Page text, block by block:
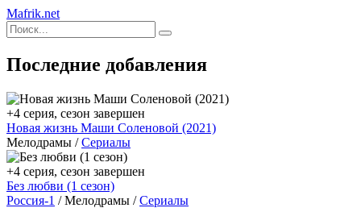
Mafrik.net
Последние добавления
+4 серия, сезон завершен
Новая жизнь Маши Соленовой (2021)
Мелодрамы /Сериалы
+4 серия, сезон завершен
Без любви (1 сезон)
Россия-1 / Мелодрамы /Сериалы